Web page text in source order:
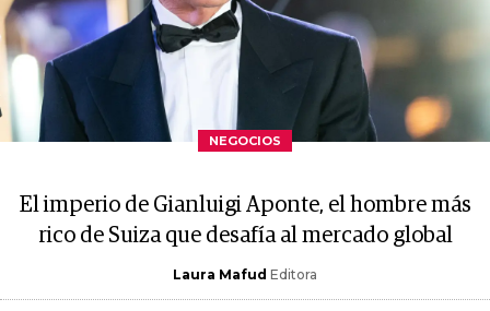
NEGOCIOS
El imperio de Gianluigi Aponte, el hombre más
rico de Suiza que desafía al mercado global
Laura Mafud Editora